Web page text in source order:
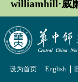
williamhill·威
设为首页 English